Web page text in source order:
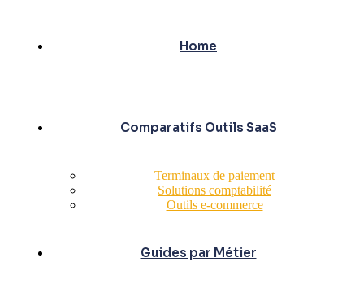
Home
Comparatifs Outils SaaS
Terminaux de paiement
Solutions comptabilité
Outils e-commerce
Guides par Métier